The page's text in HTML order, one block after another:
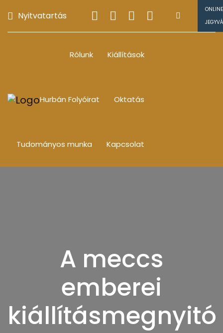
Nyitvatartás
ONLINE
Rólunk Kiállítások
Hurbán Folyóirat Oktatás
Tudományos munka Kapcsolat
A meccs
emberei
kiállításmegnyitó